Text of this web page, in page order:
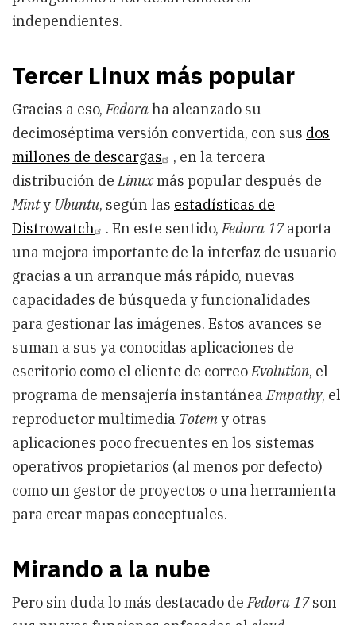
independientes.
Tercer Linux más popular
Gracias a eso,Fedoraha alcanzado su
decimoséptima versión convertida, con sus dos
millones de descargas
, en la tercera
distribución deLinuxmás popular después de
Minty Ubuntu, según las estadísticas de
Distrowatch
. En este sentido,Fedora 17aporta
una mejora importante de la interfaz de usuario
gracias a un arranque más rápido, nuevas
capacidades de búsqueda y funcionalidades
para gestionar las imágenes. Estos avances se
suman a sus ya conocidas aplicaciones de
escritorio como el cliente de correoEvolution, el
programa de mensajería instantáneaEmpathy, el
reproductor multimedia Totemy otras
aplicaciones poco frecuentes en los sistemas
operativos propietarios (al menos por defecto)
como un gestor de proyectos o una herramienta
para crear mapas conceptuales.
Mirando a la nube
Pero sin duda lo más destacado deFedora 17son